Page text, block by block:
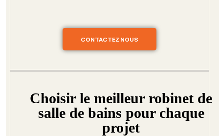
CONTACTEZ NOUS
Choisir le meilleur robinet de
salle de bains pour chaque
projet